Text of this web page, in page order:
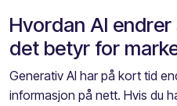
Hvordan AI
det betyr for
Generativ AI har på kort tid
informasjon på nett. Hvis du